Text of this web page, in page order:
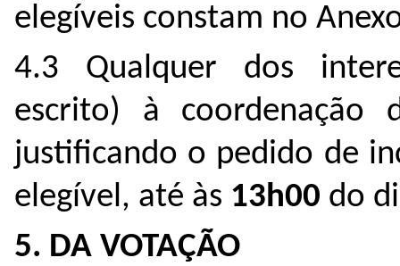
elegíveis constam no
4.3 Qualquer dos
escrito) à coordenação
justificando o pedido de
elegível, até às 13h00 do
5. DA VOTAÇÃO